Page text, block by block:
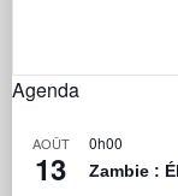
Agenda
AOÛT
13
0h00
Zambie :